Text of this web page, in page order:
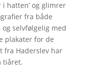
i hatten’ og glimrer
fra både
selvfølgelig med
plakater for de
fra Haderslev har
tiåret.